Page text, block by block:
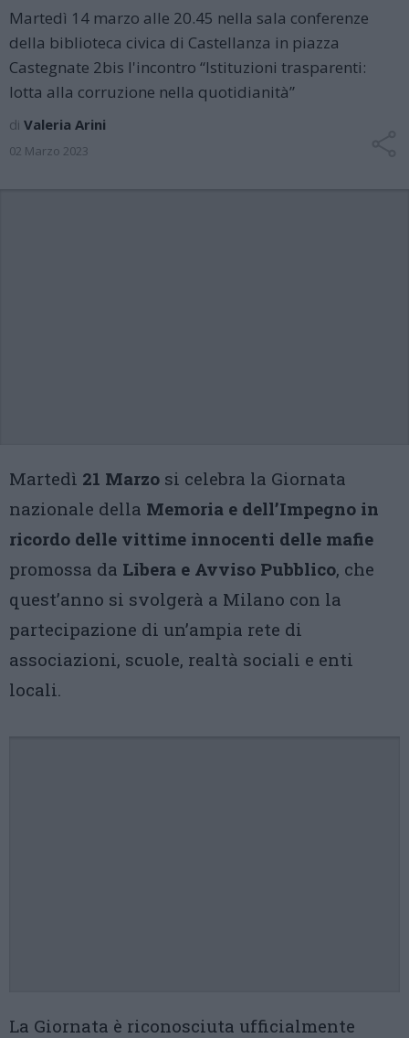
Martedì 14 marzo alle 20.45 nella sala conferenze
della biblioteca civica di Castellanza in piazza
Castegnate 2bis l'incontro “Istituzioni trasparenti:
lotta alla corruzione nella quotidianità”
di Valeria Arini
02 Marzo 2023
Martedì 21 Marzo si celebra la Giornata
nazionale della Memoria e dell’Impegno in
ricordo delle vittime innocenti delle mafie
promossa da Libera e Avviso Pubblico, che
quest’anno si svolgerà a Milano con la
partecipazione di un’ampia rete di
associazioni, scuole, realtà sociali e enti
locali.
La Giornata è riconosciuta ufficialmente